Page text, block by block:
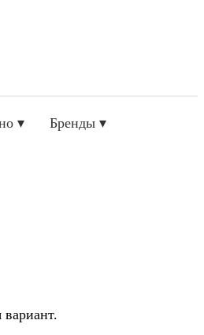
▾
Бренды ▾